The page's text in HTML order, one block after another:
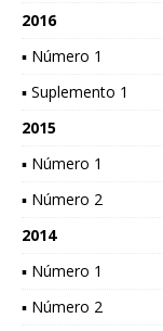
2016
▪ Número 1
▪ Suplemento 1
2015
▪ Número 1
▪ Número 2
2014
▪ Número 1
▪ Número 2